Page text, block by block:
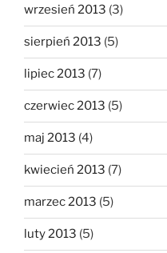
wrzesień 2013 (3)
sierpień 2013 (5)
lipiec 2013 (7)
czerwiec 2013 (5)
maj 2013 (4)
kwiecień 2013 (7)
marzec 2013 (5)
luty 2013 (5)